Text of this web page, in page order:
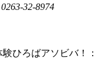
32-8974
ひろばアソビバ！：